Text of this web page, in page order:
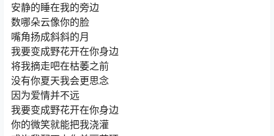
安静的睡在我的旁边
数哪朵云像你的脸
嘴角扬成斜斜的月
我要变成野花开在你身边
将我摘走吧在枯萎之前
没有你夏天我会更思念
因为爱情并不远
我要变成野花开在你身边
你的微笑就能把我浇灌